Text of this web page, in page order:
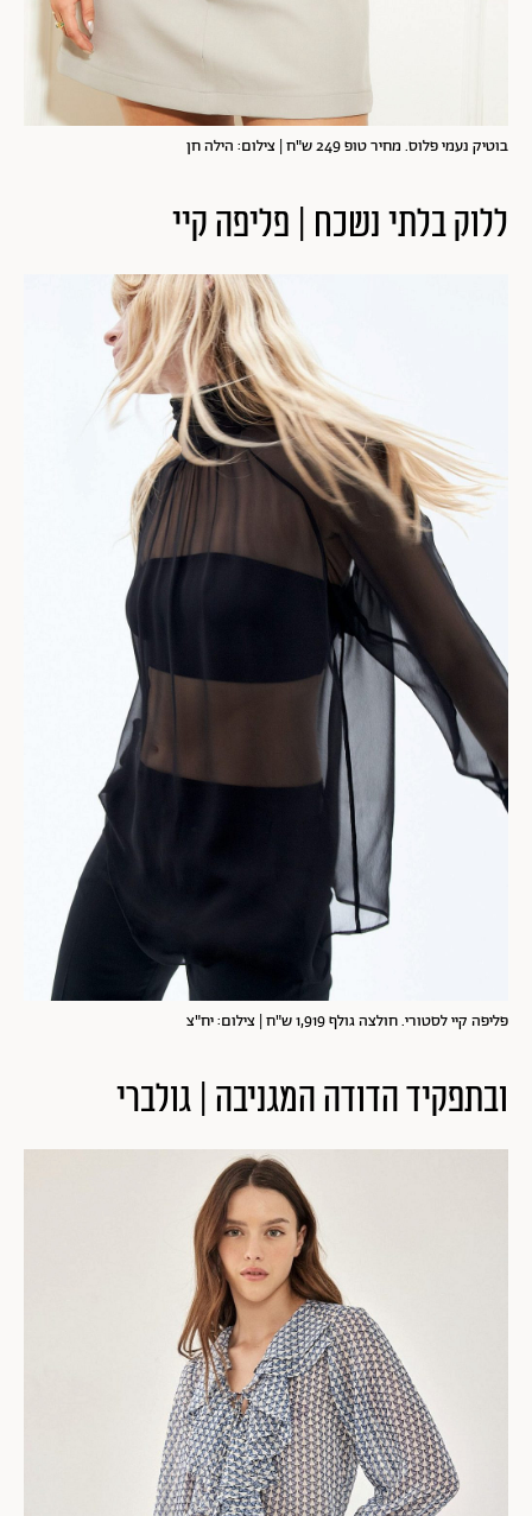
בוטיק נעמי פלוס. מחיר טופ 249 ש"ח | צילום: הילה חן
ללוק בלתי נשכח | פליפה קיי
פליפה קיי לסטורי. חולצה גולף 1,919 ש"ח | צילום: יח"צ
ובתפקיד הדודה המגניבה | גולברי